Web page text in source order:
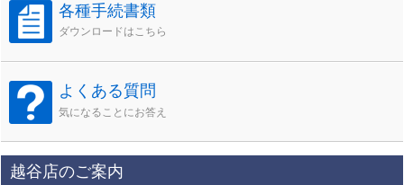
各種手続書類
ダウンロードはこちら
よくある質問
気になることにお答え
越谷店のご案内